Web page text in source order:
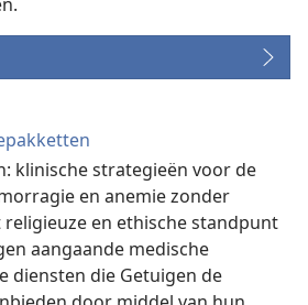
klinische strategieën voor de
en anemie zonder
en ethische standpunt
aangaande medische
diensten die Getuigen de